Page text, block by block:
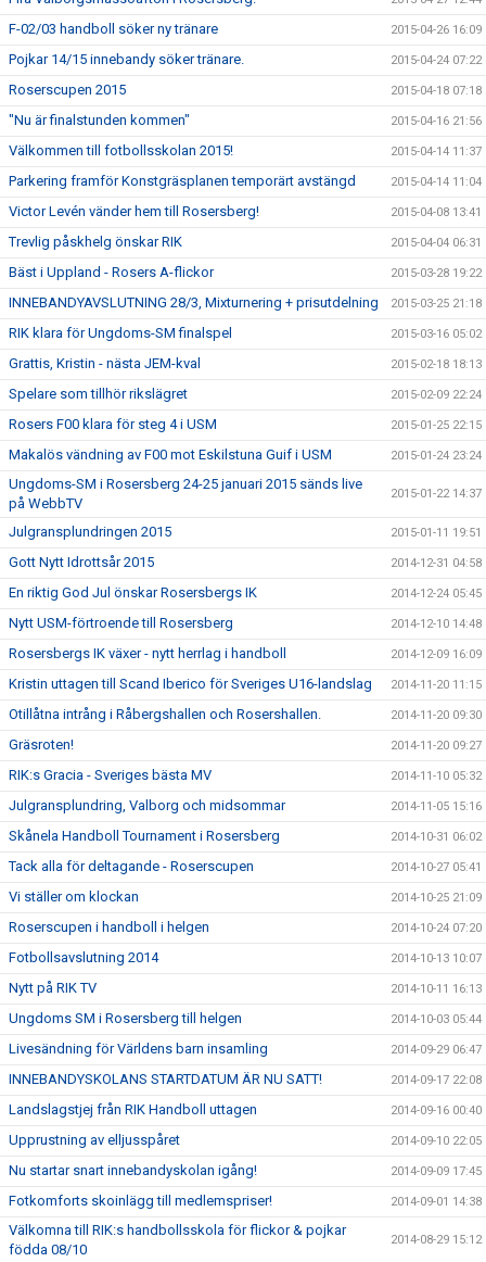
F-02/03 handboll söker ny tränare 2015-04-26 16:09
Pojkar 14/15 innebandy söker tränare. 2015-04-24 07:22
Roserscupen 2015 2015-04-18 07:18
"Nu är finalstunden kommen" 2015-04-16 21:56
Välkommen till fotbollsskolan 2015! 2015-04-14 11:37
Parkering framför Konstgräsplanen temporärt avstängd 2015-04-14 11:04
Victor Levén vänder hem till Rosersberg! 2015-04-08 13:41
Trevlig påskhelg önskar RIK 2015-04-04 06:31
Bäst i Uppland - Rosers A-flickor 2015-03-28 19:22
INNEBANDYAVSLUTNING 28/3, Mixturnering + prisutdelning 2015-03-25 21:18
RIK klara för Ungdoms-SM finalspel 2015-03-16 05:02
Grattis, Kristin - nästa JEM-kval 2015-02-18 18:13
Spelare som tillhör rikslägret 2015-02-09 22:24
Rosers F00 klara för steg 4 i USM 2015-01-25 22:15
Makalös vändning av F00 mot Eskilstuna Guif i USM 2015-01-24 23:24
Ungdoms-SM i Rosersberg 24-25 januari 2015 sänds live
på WebbTV
2015-01-22 14:37
Julgransplundringen 2015 2015-01-11 19:51
Gott Nytt Idrottsår 2015 2014-12-31 04:58
En riktig God Jul önskar Rosersbergs IK 2014-12-24 05:45
Nytt USM-förtroende till Rosersberg 2014-12-10 14:48
Rosersbergs IK växer - nytt herrlag i handboll 2014-12-09 16:09
Kristin uttagen till Scand Iberico för Sveriges U16-landslag 2014-11-20 11:15
Otillåtna intrång i Råbergshallen och Rosershallen. 2014-11-20 09:30
Gräsroten! 2014-11-20 09:27
RIK:s Gracia - Sveriges bästa MV 2014-11-10 05:32
Julgransplundring, Valborg och midsommar 2014-11-05 15:16
Skånela Handboll Tournament i Rosersberg 2014-10-31 06:02
Tack alla för deltagande - Roserscupen 2014-10-27 05:41
Vi ställer om klockan 2014-10-25 21:09
Roserscupen i handboll i helgen 2014-10-24 07:20
Fotbollsavslutning 2014 2014-10-13 10:07
Nytt på RIK TV 2014-10-11 16:13
Ungdoms SM i Rosersberg till helgen 2014-10-03 05:44
Livesändning för Världens barn insamling 2014-09-29 06:47
INNEBANDYSKOLANS STARTDATUM ÄR NU SATT! 2014-09-17 22:08
Landslagstjej från RIK Handboll uttagen 2014-09-16 00:40
Upprustning av elljusspåret 2014-09-10 22:05
Nu startar snart innebandyskolan igång! 2014-09-09 17:45
Fotkomforts skoinlägg till medlemspriser! 2014-09-01 14:38
Välkomna till RIK:s handbollsskola för flickor & pojkar
födda 08/10
2014-08-29 15:12